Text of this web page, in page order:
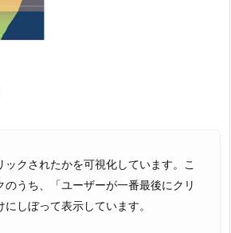
ックされたかを可視化しています。こ
のうち、「ユーザーが一番最後にクリ
しぼって表示しています。